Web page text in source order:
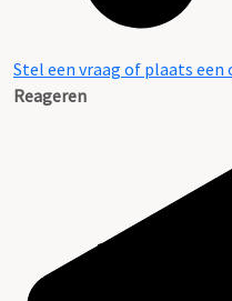
Stel een vraag of plaats
Reageren